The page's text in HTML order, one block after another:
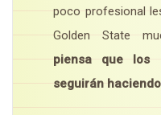
poco profesional
Golden State
piensa que los
seguirán